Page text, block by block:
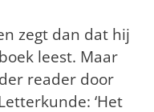
zegt dan dat hij
leest. Maar
reader door
‘Het